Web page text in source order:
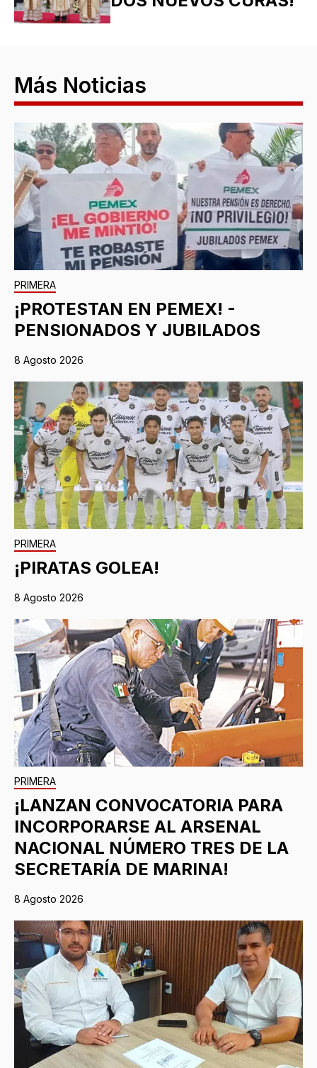
Más Noticias
PRIMERA
¡PROTESTAN EN PEMEX! -
PENSIONADOS Y JUBILADOS
8 Agosto 2026
PRIMERA
¡PIRATAS GOLEA!
8 Agosto 2026
PRIMERA
¡LANZAN CONVOCATORIA PARA
INCORPORARSE AL ARSENAL
NACIONAL NÚMERO TRES DE LA
SECRETARÍA DE MARINA!
8 Agosto 2026